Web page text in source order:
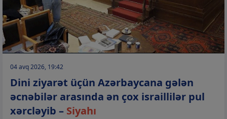
04 avq 2026, 19:42
Dini ziyarət üçün Azərbaycana gələn
əcnəbilər arasında ən çox israillilər pul
xərcləyib – Siyahı